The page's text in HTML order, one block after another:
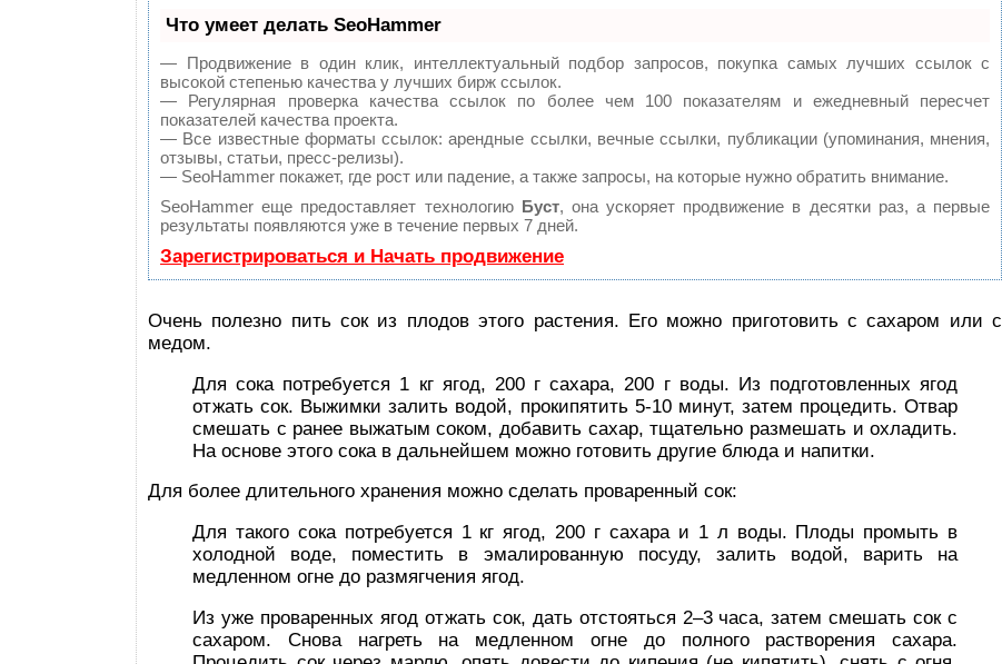
Что умеет делать SeoHammer
— Продвижение в один клик, интеллектуальный подбор запросов, покупка самых лучших ссылок с
высокой степенью качества у лучших бирж ссылок.
— Регулярная проверка качества ссылок по более чем 100 показателям и ежедневный пересчет
показателей качества проекта.
— Все известные форматы ссылок: арендные ссылки, вечные ссылки, публикации (упоминания, мнения,
отзывы, статьи, пресс-релизы).
— SeoHammer покажет, где рост или падение, а также запросы, на которые нужно обратить внимание.
SeoHammer еще предоставляет технологию Буст, она ускоряет продвижение в десятки раз, а первые
результаты появляются уже в течение первых 7 дней.
Зарегистрироваться и Начать продвижение
Очень полезно пить сок из плодов этого растения. Его можно приготовить с сахаром или с
медом.
Для сока потребуется 1 кг ягод, 200 г сахара, 200 г воды. Из подготовленных ягод
отжать сок. Выжимки залить водой, прокипятить 5-10 минут, затем процедить. Отвар
смешать с ранее выжатым соком, добавить сахар, тщательно размешать и охладить.
На основе этого сока в дальнейшем можно готовить другие блюда и напитки.
Для более длительного хранения можно сделать проваренный сок:
Для такого сока потребуется 1 кг ягод, 200 г сахара и 1 л воды. Плоды промыть в
холодной воде, поместить в эмалированную посуду, залить водой, варить на
медленном огне до размягчения ягод.
Из уже проваренных ягод отжать сок, дать отстояться 2–3 часа, затем смешать сок с
сахаром. Снова нагреть на медленном огне до полного растворения сахара.